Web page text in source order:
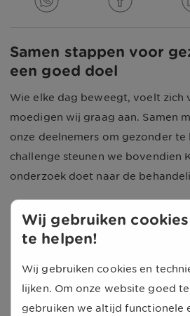
Samen stappen voor
een goed doel
Wie elke dag beweegt, voelt zich
moedigen wij graag aan. Samen
onze deelnemers om gezonder te
challenge steunen we bovendien
onderzoek doet naar de
gehaald hebben, doneren wij €
hebben 754 deelnemers
en gewandeld voor het goede
halen, zette elke deelnemer
per dag. Het doel om in 3 weken
Wij gebruiken
te helpen!
Wij gebruiken cookies en
lijken. Om onze website goed
gebruiken we altijd functionele